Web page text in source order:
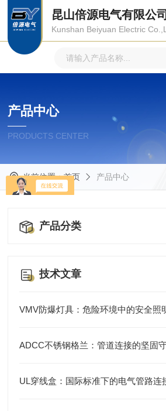
昆山倍源电气有限公司
Kunshan Beiyuan Electric
产品中心
PRODUCTS CENTER
当前位置：首页 产品中心
产品分类
技术文章
VMV防爆灯具：危险环境中的安全照
ADCC不锈钢格兰：管道连接的坚固
UL穿线盒：国际标准下的电气管路连